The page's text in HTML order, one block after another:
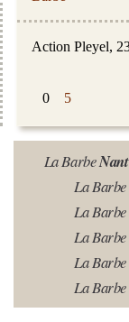
Action Pleyel,
0 5
La Barbe
La Barbe
La Barbe
La Barbe
La Barbe
La Barbe